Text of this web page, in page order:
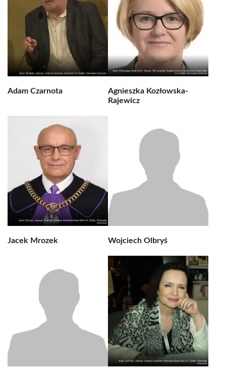
Adam Czarnota
Agnieszka Kozłowska-
Rajewicz
Jacek Mrozek Wojciech Olbryś